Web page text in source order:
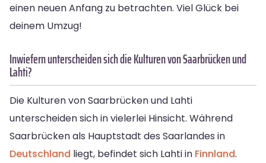
einen neuen Anfang zu betrachten. Viel Glück bei
deinem Umzug!
Inwiefern unterscheiden sich die Kulturen von Saarbrücken und
Lahti?
Die Kulturen von Saarbrücken und Lahti
unterscheiden sich in vielerlei Hinsicht. Während
Saarbrücken als Hauptstadt des Saarlandes in
Deutschland liegt, befindet sich Lahti in Finnland.